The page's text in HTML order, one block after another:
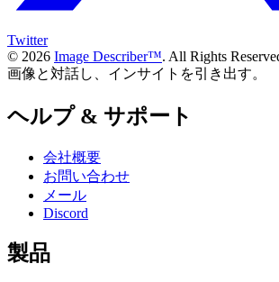
Twitter
© 2026 Image Describer™. All Rights
画像と対話し、インサイトを引き出す。
ヘルプ & サポート
会社概要
お問い合わせ
メール
Discord
製品